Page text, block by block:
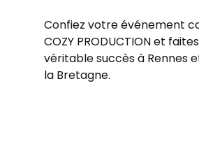
Confiez votre événement
COZY PRODUCTION et
véritable succès à Rennes
la Bretagne.